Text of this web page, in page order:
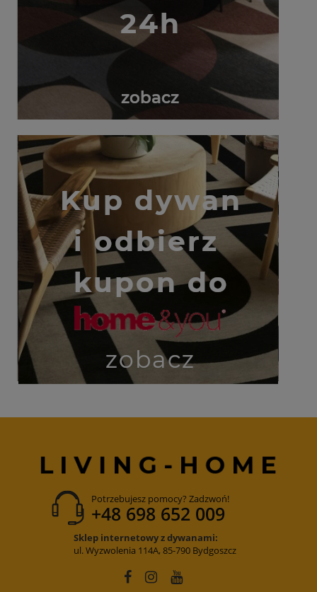
Potrzebujesz pomocy? Zadzwoń!
+48 698 652 009
Sklep internetowy z dywanami:
ul. Wyzwolenia 114A, 85-790 Bydgoszcz